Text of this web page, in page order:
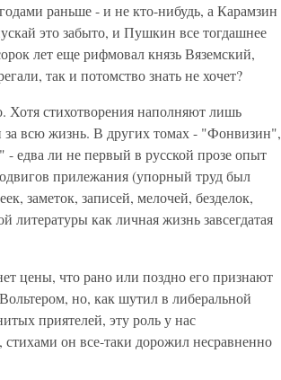
раньше - и не кто-нибудь, а Карамзин
это забыто, и Пушкин все тогдашнее
лет еще рифмовал князь Вяземский,
так и потомство знать не хочет?
Хотя стихотворения наполняют лишь
за всю жизнь. В других томах - "Фонвизин",
едва ли не первый в русской прозе опыт
прилежания (упорный труд был
заметок, записей, мелочей, безделок,
литературы как личная жизнь завсегдатая
цены, что рано или поздно его признают
но, как шутил в либеральной
приятелей, эту роль у нас
он все-таки дорожил несравненно